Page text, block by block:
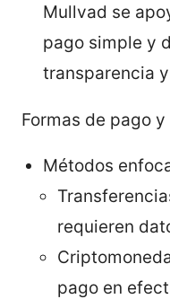
Mullvad se
pago simple y
transparencia
Formas de pago
Métodos
requieren
pago en